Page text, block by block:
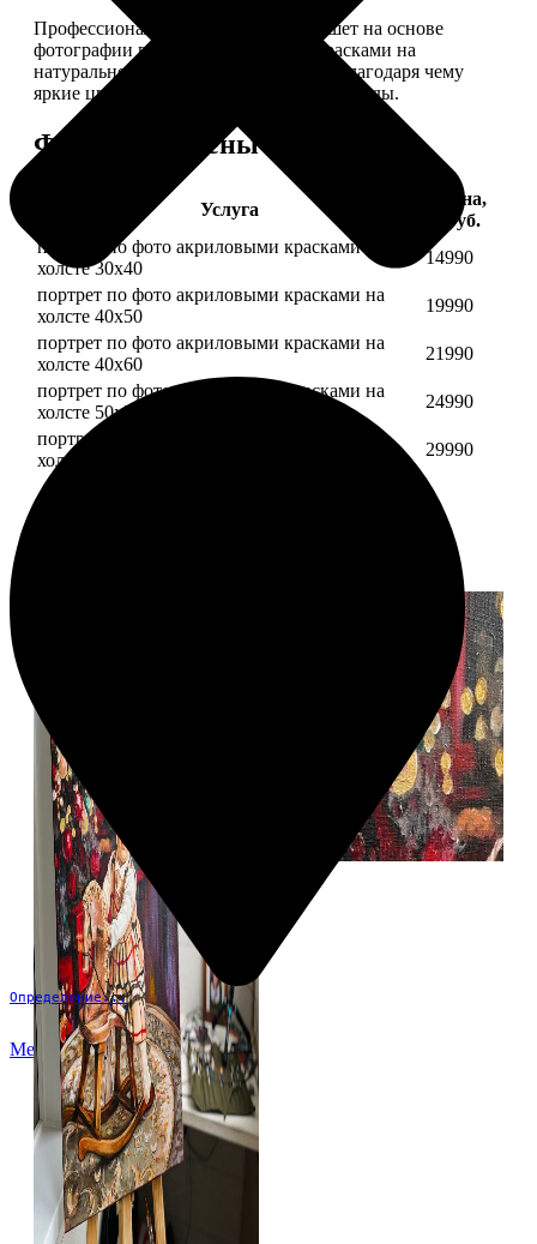
Определение...
Меню
Профессиональный художник напишет на основе
фотографии портрет акриловыми красками на
натуральном холсте. Покроет лаком, благодаря чему
яркие цвета будут радовать вас долгие годы.
Форматы и цены
Услуга
Цена,
руб.
портрет по фото акриловыми красками на
холсте 30х40
14990
портрет по фото акриловыми красками на
холсте 40х50
19990
портрет по фото акриловыми красками на
холсте 40х60
21990
портрет по фото акриловыми красками на
холсте 50х70
24990
портрет по фото акриловыми красками на
холсте 60х70
29990